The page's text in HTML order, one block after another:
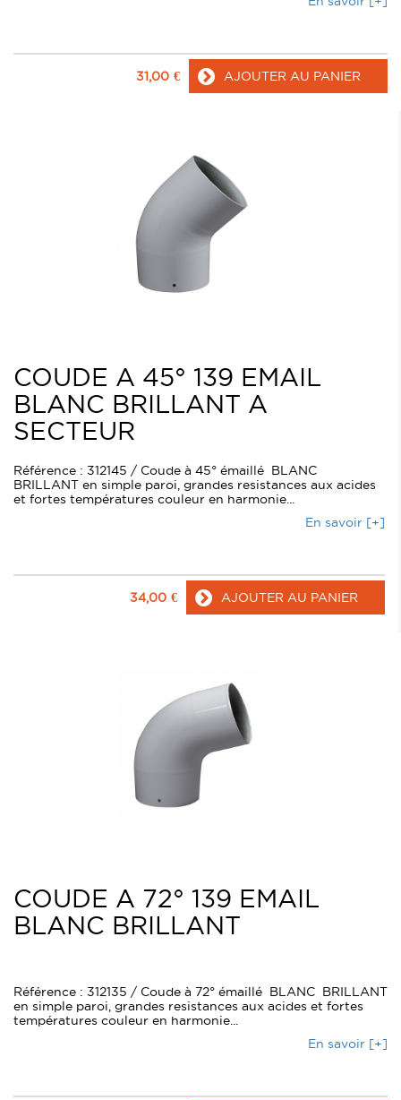
31,00 € AJOUTER AU PANIER
COUDE A 45° 139 EMAIL
BLANC BRILLANT A
SECTEUR
Référence : 312145 / Coude à 45° émaillé BLANC
BRILLANT en simple paroi, grandes resistances aux acides
et fortes températures couleur en harmonie...
En savoir [+]
34,00 € AJOUTER AU PANIER
COUDE A 72° 139 EMAIL
BLANC BRILLANT
Référence : 312135 / Coude à 72° émaillé BLANC BRILLANT
en simple paroi, grandes resistances aux acides et fortes
températures couleur en harmonie...
En savoir [+]